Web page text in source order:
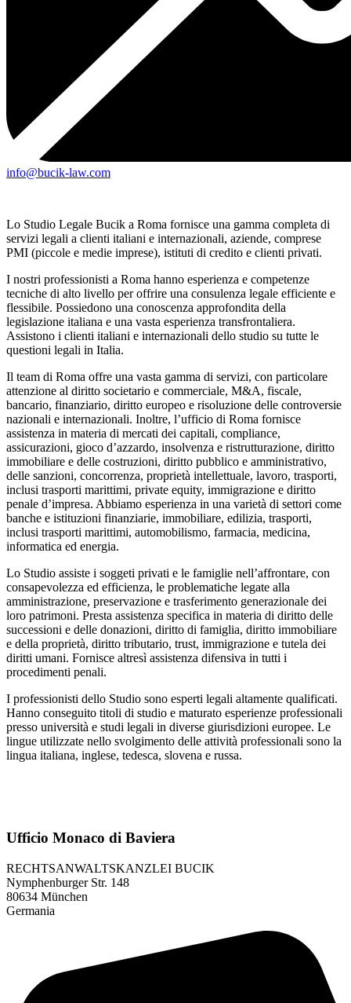
info@bucik-law.com
Lo Studio Legale Bucik a Roma fornisce una gamma completa di
servizi legali a clienti italiani e internazionali, aziende, comprese
PMI (piccole e medie imprese), istituti di credito e clienti privati.
I nostri professionisti a Roma hanno esperienza e competenze
tecniche di alto livello per offrire una consulenza legale efficiente e
flessibile. Possiedono una conoscenza approfondita della
legislazione italiana e una vasta esperienza transfrontaliera.
Assistono i clienti italiani e internazionali dello studio su tutte le
questioni legali in Italia.
Il team di Roma offre una vasta gamma di servizi, con particolare
attenzione al diritto societario e commerciale, M&A, fiscale,
bancario, finanziario, diritto europeo e risoluzione delle controversie
nazionali e internazionali. Inoltre, l’ufficio di Roma fornisce
assistenza in materia di mercati dei capitali, compliance,
assicurazioni, gioco d’azzardo, insolvenza e ristrutturazione, diritto
immobiliare e delle costruzioni, diritto pubblico e amministrativo,
delle sanzioni, concorrenza, proprietà intellettuale, lavoro, trasporti,
inclusi trasporti marittimi, private equity, immigrazione e diritto
penale d’impresa. Abbiamo esperienza in una varietà di settori come
banche e istituzioni finanziarie, immobiliare, edilizia, trasporti,
inclusi trasporti marittimi, automobilismo, farmacia, medicina,
informatica ed energia.
Lo Studio assiste i soggeti privati e le famiglie nell’affrontare, con
consapevolezza ed efficienza, le problematiche legate alla
amministrazione, preservazione e trasferimento generazionale dei
loro patrimoni. Presta assistenza specifica in materia di diritto delle
successioni e delle donazioni, diritto di famiglia, diritto immobiliare
e della proprietà, diritto tributario, trust, immigrazione e tutela dei
diritti umani. Fornisce altresì assistenza difensiva in tutti i
procedimenti penali.
I professionisti dello Studio sono esperti legali altamente qualificati.
Hanno conseguito titoli di studio e maturato esperienze professionali
presso università e studi legali in diverse giurisdizioni europee. Le
lingue utilizzate nello svolgimento delle attività professionali sono la
lingua italiana, inglese, tedesca, slovena e russa.
Ufficio Monaco di Baviera
RECHTSANWALTSKANZLEI BUCIK
Nymphenburger Str. 148
80634 München
Germania